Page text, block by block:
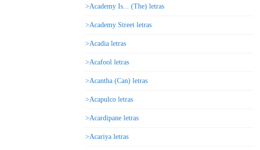
>Academy Is... (The) letras
>Academy Street letras
>Acadia letras
>Acafool letras
>Acantha (Can) letras
>Acapulco letras
>Acardipane letras
>Acariya letras